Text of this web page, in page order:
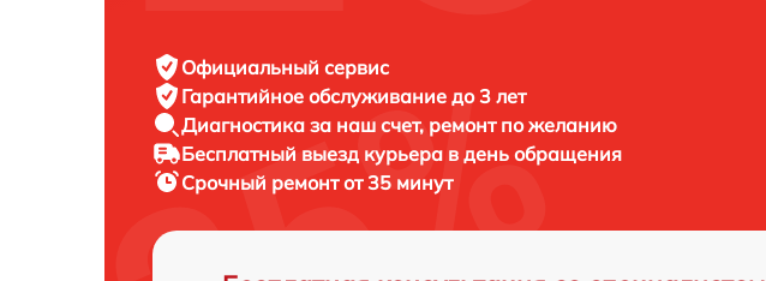
Официальный сервис
Гарантийное обслуживание до 3 лет
Диагностика за наш счет, ремонт по желанию
Бесплатный выезд курьера в день обращения
Срочный ремонтот 35 минут